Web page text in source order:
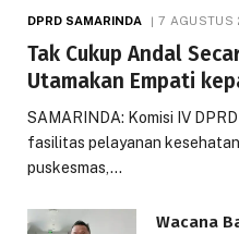
DPRD SAMARINDA 7 AGUSTUS
Tak Cukup Andal
Utamakan Empati
SAMARINDA: Komisi IV
fasilitas pelayanan
puskesmas,…
Wacana